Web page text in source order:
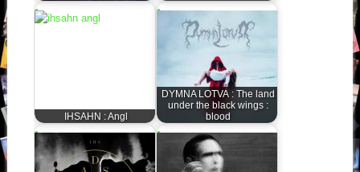
IHSAHN : Angl
DYMNA LOTVA : The land
under the black wings :
blood